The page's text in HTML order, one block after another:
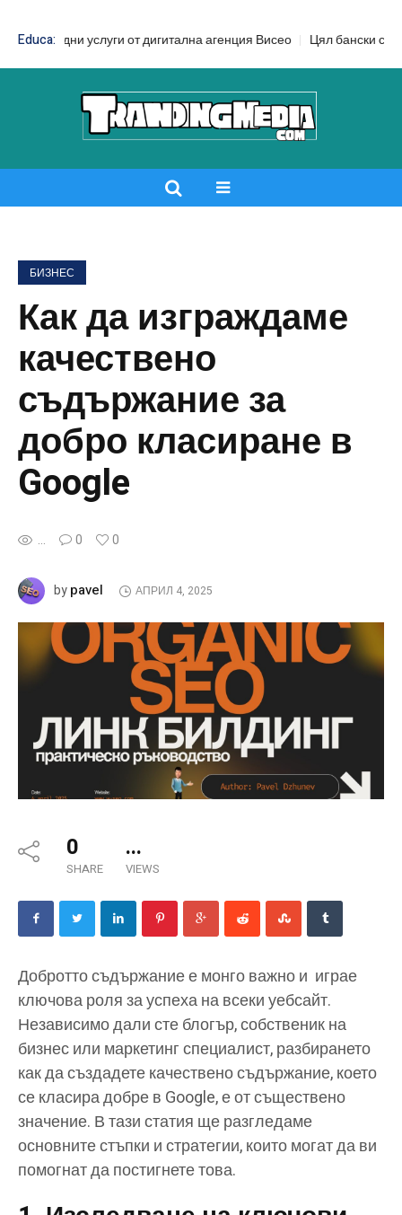
Educa:
услуги от дигитална агенция Висео Цял бански срещу бански
БИЗНЕС
Как да изграждаме
качествено
съдържание за
добро класиране в
Google
... 0 0
bypavel АПРИЛ 4, 2025
0
SHARE
...
VIEWS
Добротто съдържание е монго важно и играе
ключова роля за успеха на всеки уебсайт.
Независимо дали сте блогър, собственик на
бизнес или маркетинг специалист, разбирането
как да създадете качествено съдържание, което
се класира добре в Google, е от съществено
значение. В тази статия ще разгледаме
основните стъпки и стратегии, които могат да ви
помогнат да постигнете това.